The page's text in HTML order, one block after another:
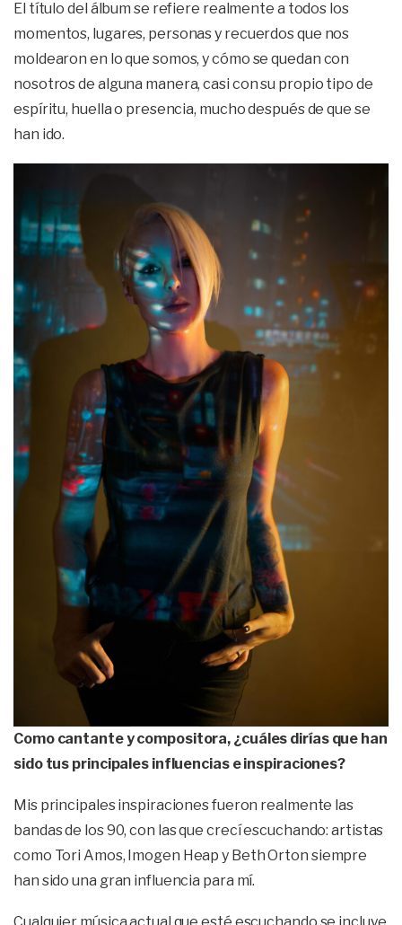
El título del álbum se refiere realmente a todos los
momentos, lugares, personas y recuerdos que nos
moldearon en lo que somos, y cómo se quedan con
nosotros de alguna manera, casi con su propio tipo de
espíritu, huella o presencia, mucho después de que se
han ido.
Como cantante y compositora, ¿cuáles dirías que han
sido tus principales influencias e inspiraciones?
Mis principales inspiraciones fueron realmente las
bandas de los 90, con las que crecí escuchando: artistas
como Tori Amos, Imogen Heap y Beth Orton siempre
han sido una gran influencia para mí.